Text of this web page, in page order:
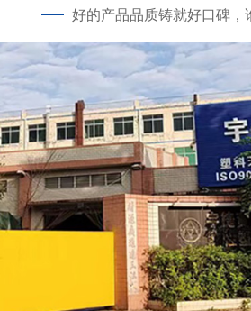
好的产品品质铸就好口碑，